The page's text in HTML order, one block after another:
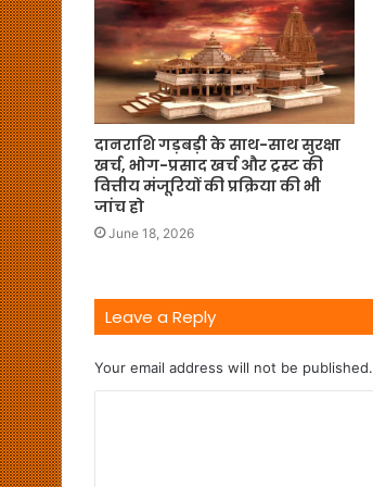
दानराशि गड़बड़ी के साथ-साथ सुरक्षा
खर्च, भोग-प्रसाद खर्च और ट्रस्ट की
वित्तीय मंजूरियों की प्रक्रिया की भी
जांच हो
June 18, 2026
Leave a Reply
Your email address will not be published.